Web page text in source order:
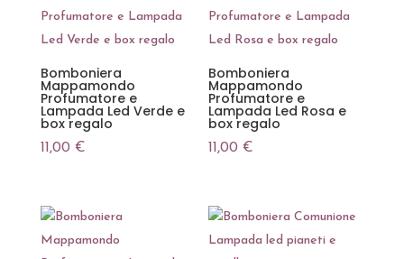
Bomboniera
Mappamondo
Profumatore e
Lampada Led Verde e
box regalo
11,00 €
Bomboniera
Mappamondo
Profumatore e
Lampada Led Rosa e
box regalo
11,00€